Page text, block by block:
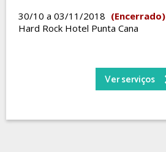
30/10 a 03/11/2018 (Encerrado)
Hard Rock Hotel Punta Cana
Ver serviços